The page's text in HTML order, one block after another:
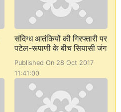
संदिग्ध आतंकियों की गिरफ्तारी पर
पटेल-रूपाणी के बीच सियासी जंग
Published On 28 Oct 2017
11:41:00